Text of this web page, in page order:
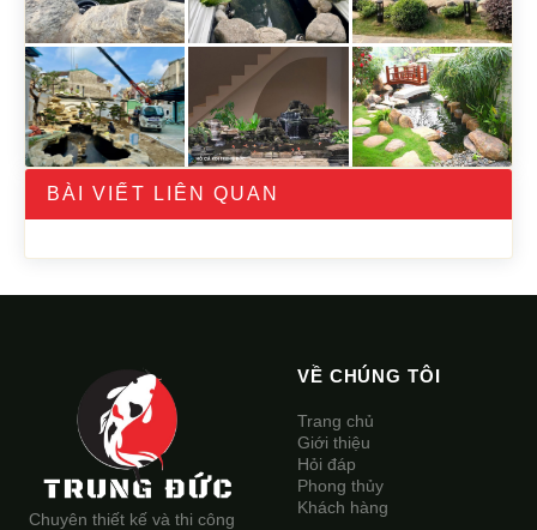
BÀI VIẾT LIÊN QUAN
Chuyên thiết kế và thi công
VỀ CHÚNG TÔI
Trang chủ
Giới thiệu
Hỏi đáp
Phong thủy
Khách hàng